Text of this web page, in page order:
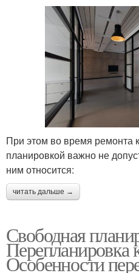
При этом во время ремонта
планировкой важно не
ним относится:
читать дальше →
Свободная
Перепланировка
Особенности